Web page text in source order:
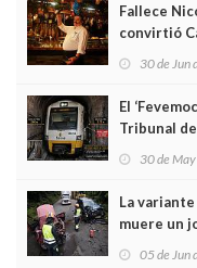
Fallece
convirtió
Asturias en
30 de Jun
El
Tribunal
30 de
La
muere un
frontal
05 de Jun